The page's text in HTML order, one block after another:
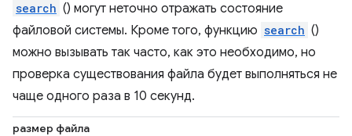
search () могут неточно отражать состояние
файловой системы. Кроме того, функцию search ()
можно вызывать так часто, как это необходимо, но
проверка существования файла будет выполняться не
чаще одного раза в 10 секунд.
размер файла